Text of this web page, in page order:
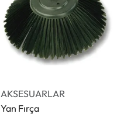
AKSESUARLAR
Yan Fırça